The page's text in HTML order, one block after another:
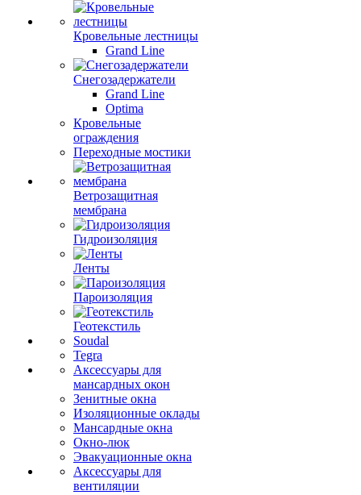
Кровельные лестницы
Grand Line
Снегозадержатели
Grand Line
Optima
Кровельные
ограждения
Переходные мостики
Ветрозащитная
мембрана
Гидроизоляция
Ленты
Пароизоляция
Геотекстиль
Soudal
Tegra
Аксессуары для
мансардных окон
Зенитные окна
Изоляционные оклады
Мансардные окна
Окно-люк
Эвакуационные окна
Аксессуары для
вентиляции